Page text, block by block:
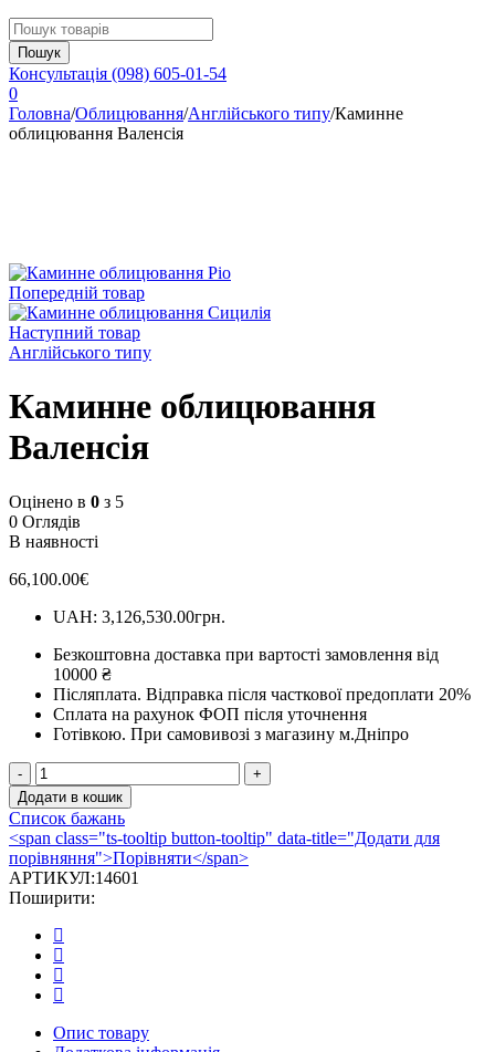
Консультація (098) 605-01-54
0
Головна/Облицювання/Англійського типу/Каминне
облицювання Валенсія
Попередній товар
Наступний товар
Англійського типу
Каминне облицювання
Валенсія
Оцінено в 0 з 5
0 Оглядів
В наявності
66,100.00€
UAH: 3,126,530.00грн.
Безкоштовна доставка при вартості замовлення від
10000 ₴
Післяплата. Відправка після часткової предоплати 20%
Сплата на рахунок ФОП після уточнення
Готівкою. При самовивозі з магазину м.Дніпро
Каминне
облицювання
Валенсія
кількість
Додати в кошик
Список бажань
<span class="ts-tooltip button-tooltip" data-title="Додати для
порівняння">Порівняти</span>
АРТИКУЛ:14601
Поширити:
Опис товару